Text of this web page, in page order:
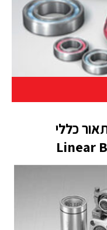
כללי
Linear